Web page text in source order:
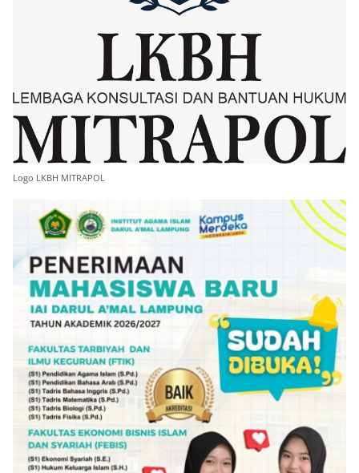
Logo LKBH MITRAPOL